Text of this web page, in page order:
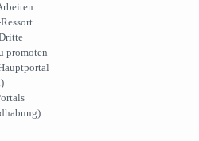
promoten